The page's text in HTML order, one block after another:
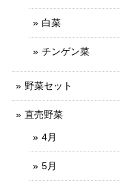
白菜
チンゲン菜
野菜セット
直売野菜
4月
5月